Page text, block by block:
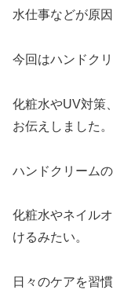
水仕事などが原
今回はハンドク
化粧水やUV対策
お伝えしました。
ハンドクリーム
化粧水やネイル
けるみたい。
日々のケアを習